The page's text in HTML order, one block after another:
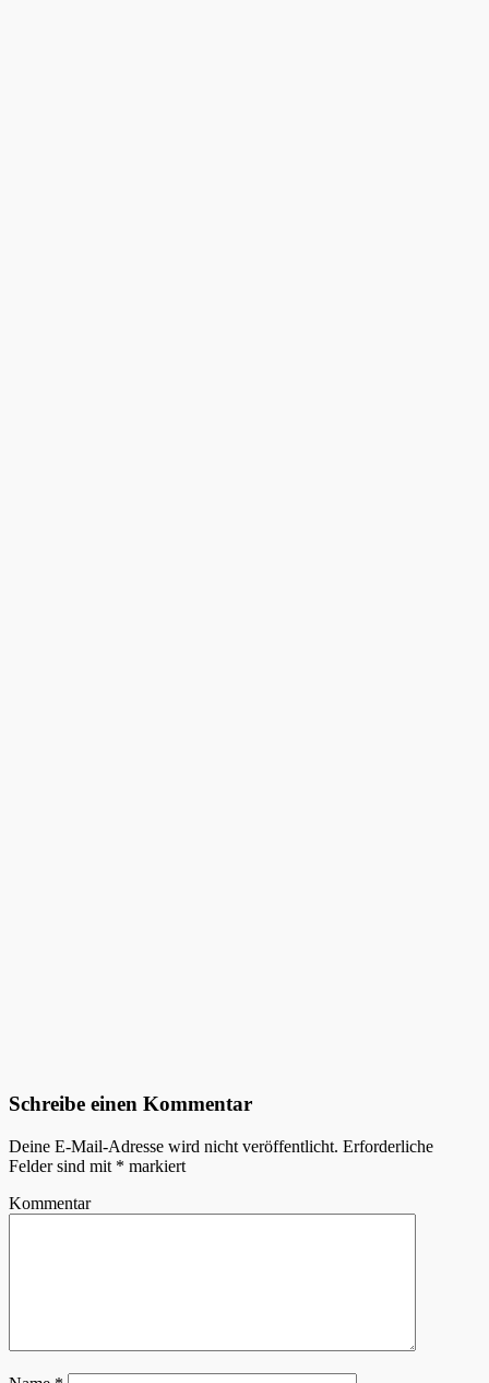
Schreibe einen Kommentar
Deine E-Mail-Adresse wird nicht veröffentlicht. Erforderliche
Felder sind mit * markiert
Kommentar